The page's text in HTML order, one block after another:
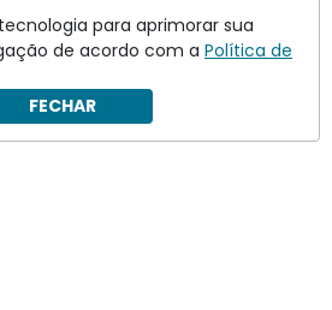
da Polícia Federal no
para aprimorar sua
de acordo com a Política de
FECHAR